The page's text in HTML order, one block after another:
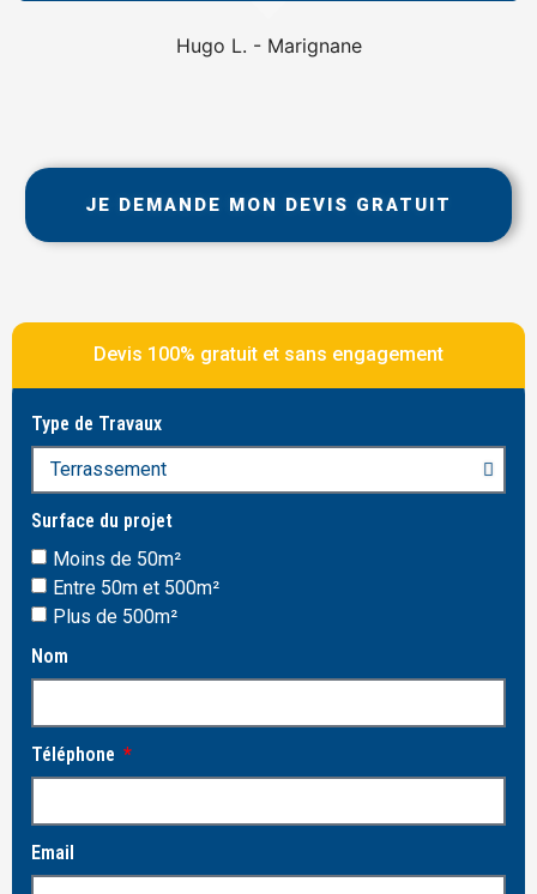
Hugo L. - Marignane
JE DEMANDE MON DEVIS GRATUIT
Devis 100% gratuit et sans engagement
Type de Travaux
Surface du projet
Moins de 50m²
Entre 50m et 500m²
Plus de 500m²
Nom
Téléphone
Email